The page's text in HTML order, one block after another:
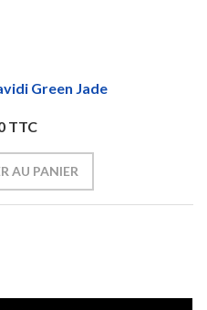
Green Jade
TTC
AU PANIER